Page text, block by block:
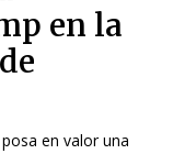
en la
en valor una